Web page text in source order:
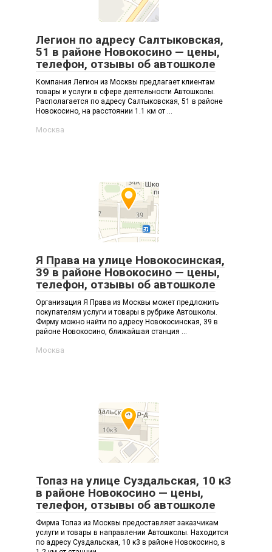
Легион по адресу Салтыковская,
51 в районе Новокосино — цены,
телефон, отзывы об автошколе
Компания Легион из Москвы предлагает клиентам
товары и услуги в сфере деятельности Автошколы.
Располагается по адресу Салтыковская, 51 в районе
Новокосино, на расстоянии 1.1 км от ...
Москва
Я Права на улице Новокосинская,
39 в районе Новокосино — цены,
телефон, отзывы об автошколе
Организация Я Права из Москвы может предложить
покупателям услуги и товары в рубрике Автошколы.
Фирму можно найти по адресу Новокосинская, 39 в
районе Новокосино, ближайшая станция ...
Москва
Топаз на улице Суздальская, 10 к3
в районе Новокосино — цены,
телефон, отзывы об автошколе
Фирма Топаз из Москвы предоставляет заказчикам
услуги и товары в направлении Автошколы. Находится
по адресу Суздальская, 10 к3 в районе Новокосино, в